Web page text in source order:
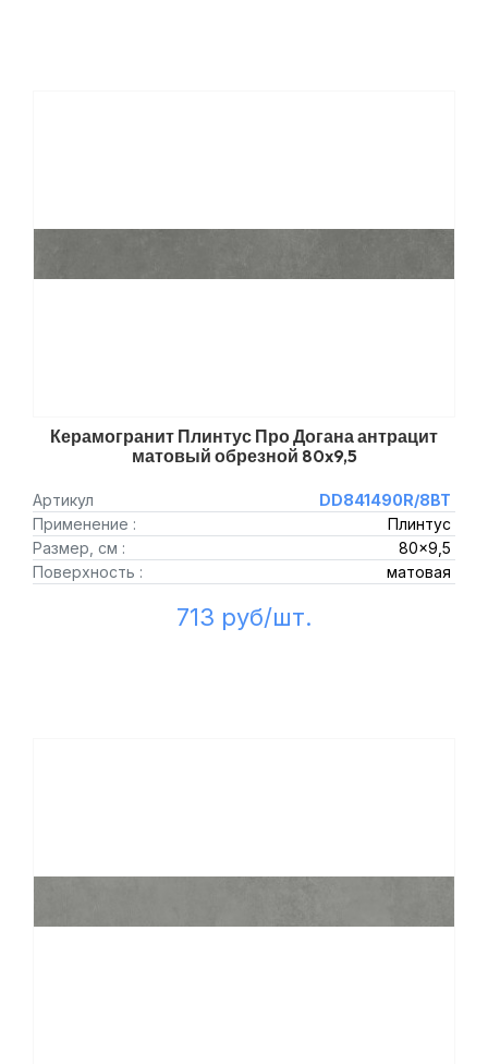
Керамогранит Плинтус Про Догана антрацит
матовый обрезной 80x9,5
Артикул
DD841490R/8BT
Применение :
Плинтус
Размер, см :
80x9,5
Поверхность :
матовая
713 руб/шт.